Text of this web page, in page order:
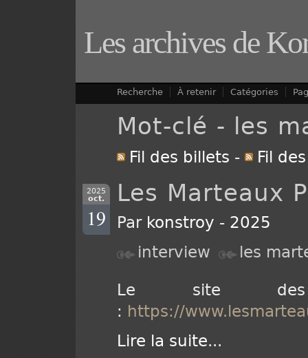
Les archives de
Recherche À retenir Catégories
Mot-clé - les
Fil des billets - Fil
2025
oct.
19
Les Marteaux
Par konstroy - 2025
interview
les
Le site des
: https://
Lire la suite...